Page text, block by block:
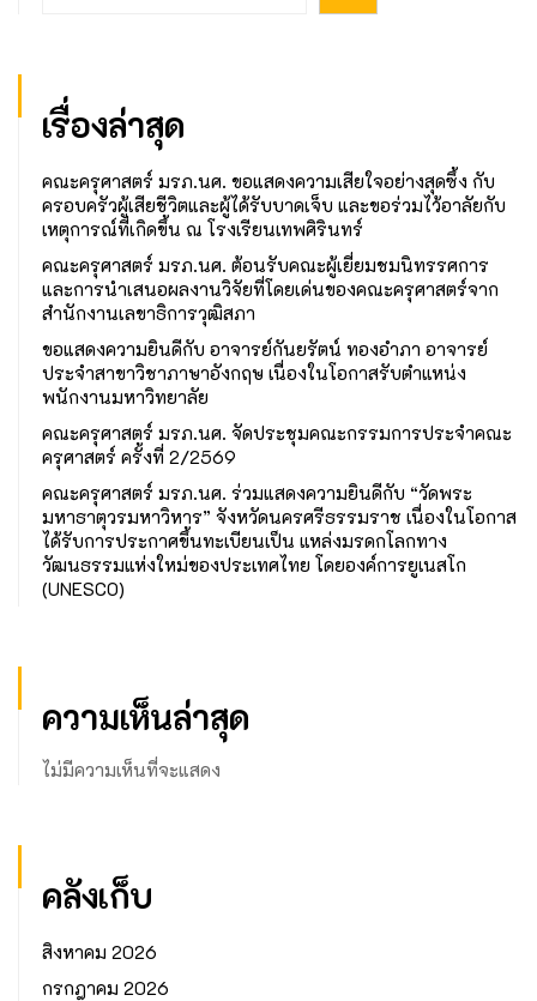
เรื่องล่าสุด
คณะครุศาสตร์ มรภ.นศ. ขอแสดงความเสียใจอย่างสุดซึ้ง กับ
ครอบครัวผู้เสียชีวิตและผู้ได้รับบาดเจ็บ และขอร่วมไว้อาลัยกับ
เหตุการณ์ที่เกิดขึ้น ณ โรงเรียนเทพศิรินทร์
คณะครุศาสตร์ มรภ.นศ. ต้อนรับคณะผู้เยี่ยมชมนิทรรศการ
และการนำเสนอผลงานวิจัยที่โดยเด่นของคณะครุศาสตร์จาก
สำนักงานเลขาธิการวุฒิสภา
ขอแสดงความยินดีกับ อาจารย์กันยรัตน์ ทองอำภา อาจารย์
ประจำสาขาวิชาภาษาอังกฤษ เนื่องในโอกาสรับตำแหน่ง
พนักงานมหาวิทยาลัย
คณะครุศาสตร์ มรภ.นศ. จัดประชุมคณะกรรมการประจำคณะ
ครุศาสตร์ ครั้งที่ 2/2569
คณะครุศาสตร์ มรภ.นศ. ร่วมแสดงความยินดีกับ “วัดพระ
มหาธาตุวรมหาวิหาร” จังหวัดนครศรีธรรมราช เนื่องในโอกาส
ได้รับการประกาศขึ้นทะเบียนเป็น แหล่งมรดกโลกทาง
วัฒนธรรมแห่งใหม่ของประเทศไทย โดยองค์การยูเนสโก
(UNESCO)
ความเห็นล่าสุด
ไม่มีความเห็นที่จะแสดง
คลังเก็บ
สิงหาคม 2026
กรกฎาคม 2026